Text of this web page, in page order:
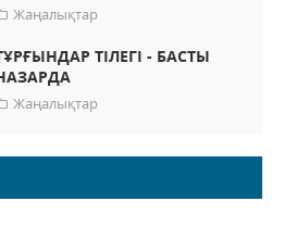
Жаңалықтар
ТІЛЕГІ - БАСТЫ
Жаңалықтар